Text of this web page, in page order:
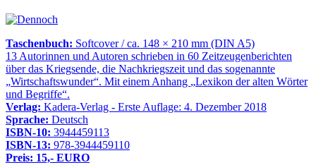
Taschenbuch: Softcover / ca. 148 × 210 mm (DIN A5)
13 Autorinnen und Autoren schrieben in 60 Zeitzeugenberichten
über das Kriegsende, die Nachkriegszeit und das sogenannte
Wirtschaftswunder . Mit einem Anhang
Lexikon der alten Wörter
und Begriffe .
Verlag: Kadera-Verlag - Erste Auflage: 4. Dezember 2018
Sprache: Deutsch
ISBN-10: 3944459113
ISBN-13: 978-3944459110
Preis: 15,- EURO